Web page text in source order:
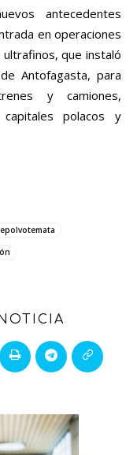
antecedentes
en operaciones
que instaló
Antofagasta, para
y camiones,
polacos y